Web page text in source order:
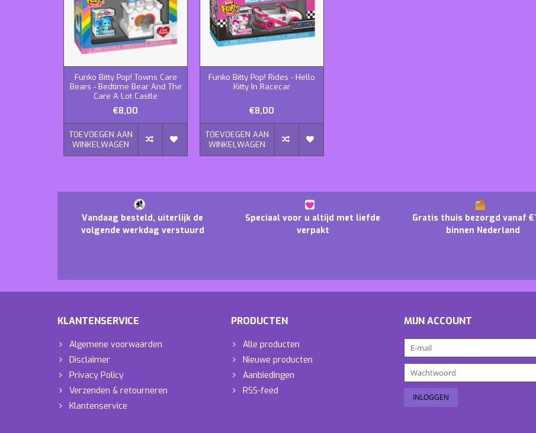
Funko Bitty Pop! Towns Care
Bears - Bedtime Bear And The
Care A Lot Castle
€8,00
TOEVOEGEN AAN
WINKELWAGEN
Funko Bitty Pop! Rides - Hello
Kitty In Racecar
€8,00
TOEVOEGEN AAN
WINKELWAGEN
Vandaag besteld, uiterlijk de
volgende werkdag verstuurd
Speciaal voor u altijd met liefde
verpakt
Gratis thuis bezorgd vanaf
binnen Nederland
KLANTENSERVICE
Algemene voorwaarden
Disclaimer
Privacy Policy
Verzenden & retourneren
Klantenservice
PRODUCTEN
Alle producten
Nieuwe producten
Aanbiedingen
RSS-feed
MIJN ACCOUNT